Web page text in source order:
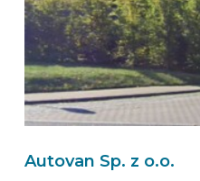
Autovan Sp. z o.o.